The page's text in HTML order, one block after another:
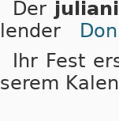
Der
len­der
Ihr Fest
se­rem